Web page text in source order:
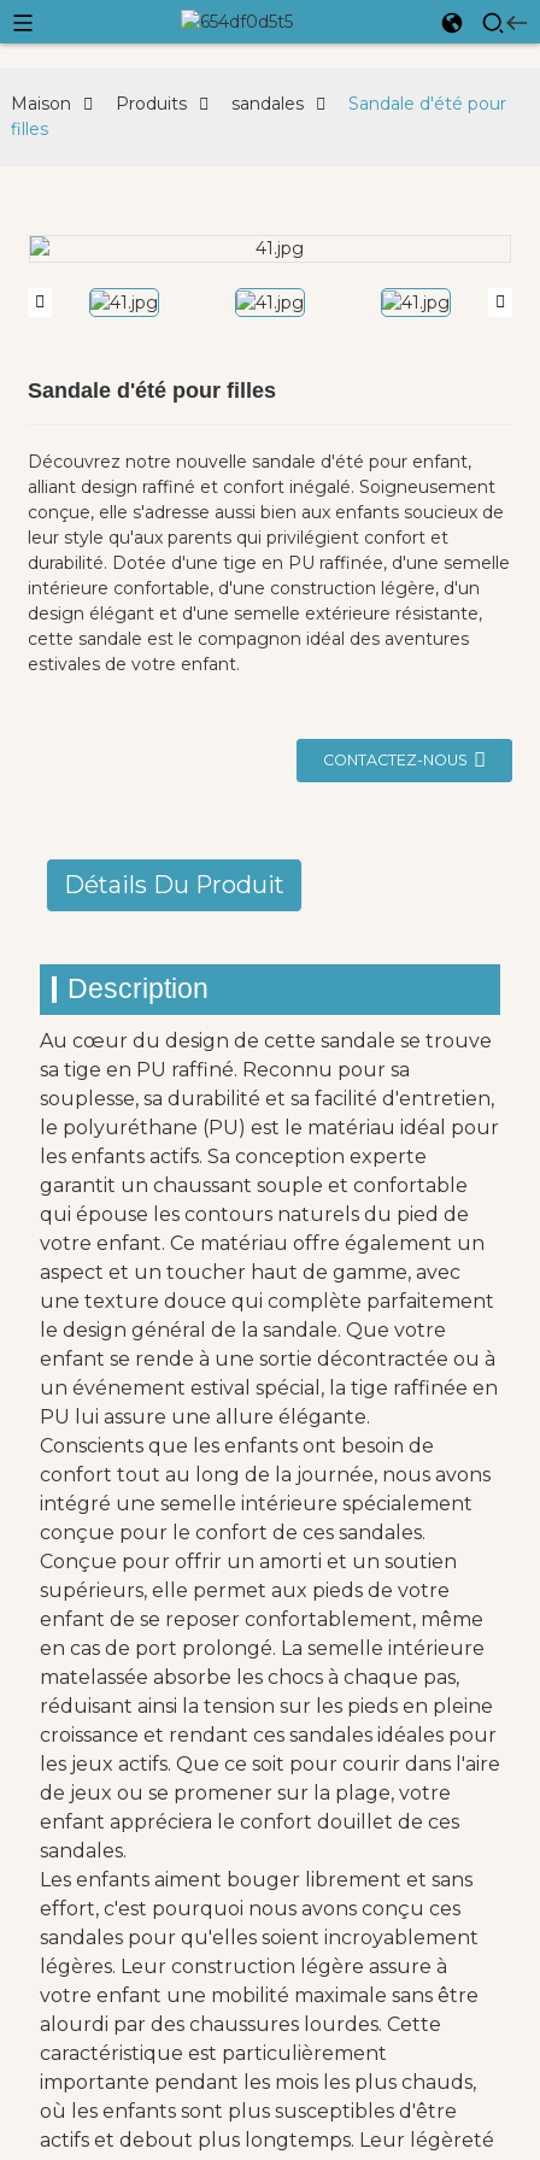
Maison Produits sandales
Sandale d'été pour
filles
Sandale d'été pour filles
Découvrez notre nouvelle sandale d'été pour enfant,
alliant design raffiné et confort inégalé. Soigneusement
conçue, elle s'adresse aussi bien aux enfants soucieux de
leur style qu'aux parents qui privilégient confort et
durabilité. Dotée d'une tige en PU raffinée, d'une semelle
intérieure confortable, d'une construction légère, d'un
design élégant et d'une semelle extérieure résistante,
cette sandale est le compagnon idéal des aventures
estivales de votre enfant.
CONTACTEZ-NOUS
Détails Du Produit
Description
Au cœur du design de cette sandale se trouve
sa tige en PU raffiné. Reconnu pour sa
souplesse, sa durabilité et sa facilité d'entretien,
le polyuréthane (PU) est le matériau idéal pour
les enfants actifs. Sa conception experte
garantit un chaussant souple et confortable
qui épouse les contours naturels du pied de
votre enfant. Ce matériau offre également un
aspect et un toucher haut de gamme, avec
une texture douce qui complète parfaitement
le design général de la sandale. Que votre
enfant se rende à une sortie décontractée ou à
un événement estival spécial, la tige raffinée en
PU lui assure une allure élégante.
Conscients que les enfants ont besoin de
confort tout au long de la journée, nous avons
intégré une semelle intérieure spécialement
conçue pour le confort de ces sandales.
Conçue pour offrir un amorti et un soutien
supérieurs, elle permet aux pieds de votre
enfant de se reposer confortablement, même
en cas de port prolongé. La semelle intérieure
matelassée absorbe les chocs à chaque pas,
réduisant ainsi la tension sur les pieds en pleine
croissance et rendant ces sandales idéales pour
les jeux actifs. Que ce soit pour courir dans l'aire
de jeux ou se promener sur la plage, votre
enfant appréciera le confort douillet de ces
sandales.
Les enfants aiment bouger librement et sans
effort, c'est pourquoi nous avons conçu ces
sandales pour qu'elles soient incroyablement
légères. Leur construction légère assure à
votre enfant une mobilité maximale sans être
alourdi par des chaussures lourdes. Cette
caractéristique est particulièrement
importante pendant les mois les plus chauds,
où les enfants sont plus susceptibles d'être
actifs et debout plus longtemps. Leur légèreté